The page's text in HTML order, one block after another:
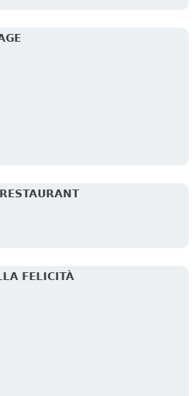
FELICITÀ